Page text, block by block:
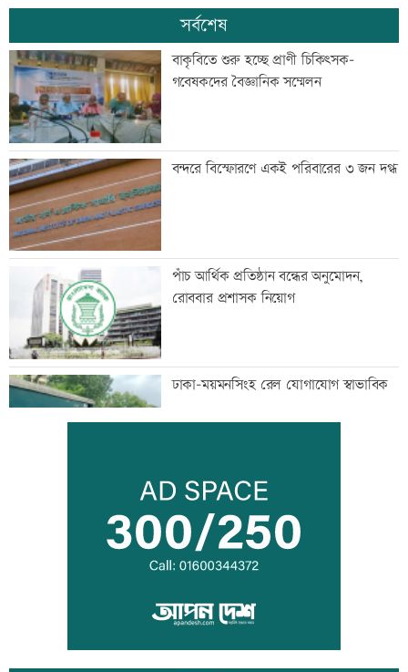
সর্বশেষ
বাকৃবিতে শুরু হচ্ছে প্রাণী চিকিৎসক-
গবেষকদের বৈজ্ঞানিক সম্মেলন
বন্দরে বিস্ফোরণে একই পরিবারের ৩ জন দগ্ধ
পাঁচ আর্থিক প্রতিষ্ঠান বন্ধের অনুমোদন,
রোববার প্রশাসক নিয়োগ
ঢাকা-ময়মনসিংহ রেল যোগাযোগ স্বাভাবিক
সিঙ্গাপুর থেকে এক কার্গো এলএনজি কিনবে
সরকার
মান্দায় ২৯৬ বোতলসহ দুই মাদক কারবারি
আটক